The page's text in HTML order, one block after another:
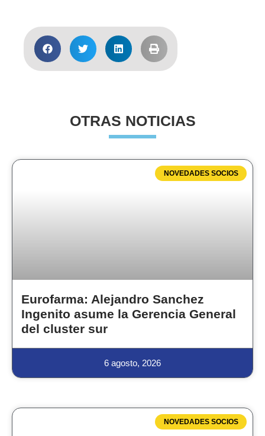
OTRAS NOTICIAS
NOVEDADES SOCIOS
Eurofarma: Alejandro Sanchez
Ingenito asume la Gerencia General
del cluster sur
6 agosto, 2026
NOVEDADES SOCIOS